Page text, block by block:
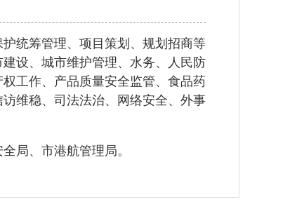
统筹管理、项目策划、规划招商等
设、城市维护管理、水务、人民防
工作、产品质量安全监管、食品药
维稳、司法法治、网络安全、外事
局、市港航管理局。